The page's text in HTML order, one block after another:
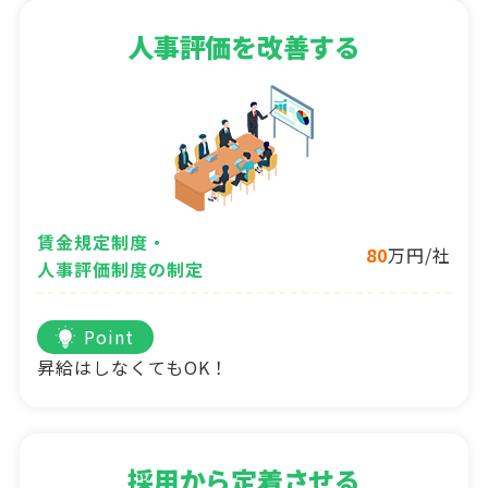
人事評価を改善する
賃金規定制度・
人事評価制度の制定
80万円/社
Point
昇給はしなくてもOK！
採用から定着させる